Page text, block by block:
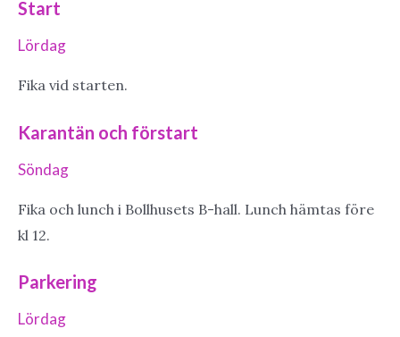
Start
Lördag
Fika vid starten.
Karantän och förstart
Söndag
Fika och lunch i Bollhusets B-hall. Lunch hämtas före
kl 12.
Parkering
Lördag